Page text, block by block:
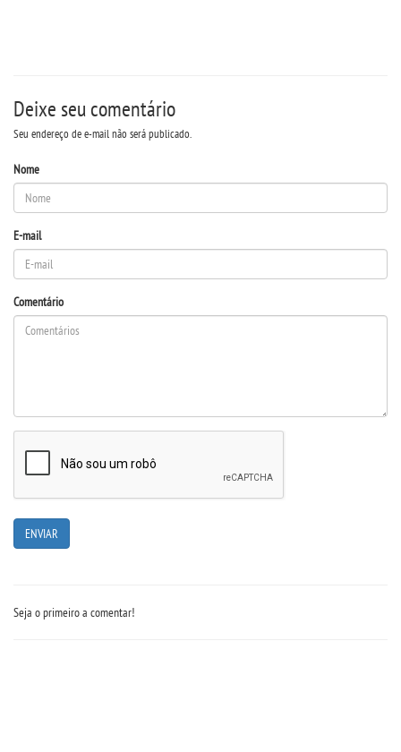
EDITAL
DESTAQUES
REVISTA TRANSVERSAL
REPOSITÓRIO
MANUAIS
RELATÓRIOS
Deixe seu comentário
Seu endereço de e-mail não será publicado.
Nome
E-mail
Comentário
Seja o primeiro a comentar!